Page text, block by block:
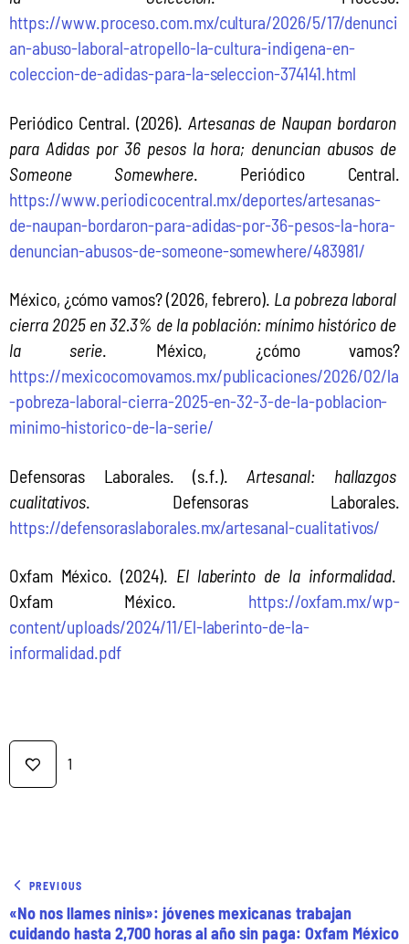
https://www.proceso.com.mx/cultura/2026/5/17/denunci
an-abuso-laboral-atropello-la-cultura-indigena-en-
coleccion-de-adidas-para-la-seleccion-374141.html
Periódico Central. (2026). Artesanas de Naupan bordaron
para Adidas por 36 pesos la hora; denuncian abusos de
Someone Somewhere. Periódico Central.
https://www.periodicocentral.mx/deportes/artesanas-
de-naupan-bordaron-para-adidas-por-36-pesos-la-hora-
denuncian-abusos-de-someone-somewhere/483981/
México, ¿cómo vamos? (2026, febrero). La pobreza laboral
cierra 2025 en 32.3% de la población: mínimo histórico de
la serie. México, ¿cómo vamos?
https://mexicocomovamos.mx/publicaciones/2026/02/la
-pobreza-laboral-cierra-2025-en-32-3-de-la-poblacion-
minimo-historico-de-la-serie/
Defensoras Laborales. (s.f.). Artesanal: hallazgos
cualitativos. Defensoras Laborales.
https://defensoraslaborales.mx/artesanal-cualitativos/
Oxfam México. (2024). El laberinto de la informalidad.
Oxfam México. https://oxfam.mx/wp-
content/uploads/2024/11/El-laberinto-de-la-
informalidad.pdf
1
PREVIOUS
«No nos llames ninis»: jóvenes mexicanas trabajan
cuidando hasta 2,700 horas al año sin paga: Oxfam México